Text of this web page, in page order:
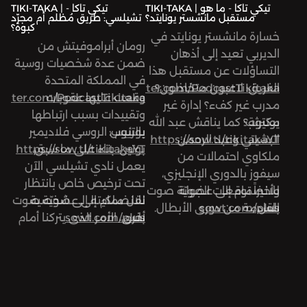
تابعوا حسابات «تيكي تاكا»
على:
تويتر:
TIKI-TAKA | تيكي تاكا -
تشيلسي: طريق مُظلم أم مجرّد
كبوة؟
رومان أبراموفيتش من
ضمن عدة شخصيات روسية
في المملكة المتحدة
وقعت عليها عقوبات
وتقييدات بسبب ارتباطها
بالرئيس الروسي فلاديمير
بوتين. بناء على ما سبق،
يعمل نادي تشيلسي الآن
تحت ترخيص خاص بانتظار
نقل ملكيته إلى شخصية
أخرى، الأمر الذي يتركنا أمام
PodcastTikitaka
يوتيوب:
https://sow.tl/tikitakaYT
للانضمام إلى عضويّة صوت
بلس
sowt.com/plus
TIKI-TAKA | تيكي تاكا - ما هو
مستقبل مانشستر يونايتد؟
خسارة مانشستر يونايتد في
الديربي تعيد إلى أذهان
التساؤلات عن مستقبل هذا
الفريق: لاعبون متخاذلون؟
مدرب غير كفء؟ إدارة غير
مكترثة؟ كما يناقش عبد الله
البشيتي وعبد الرحمن
ملكاوي احتمالات من
سيفوز بالدوري الإنجليزي،
وأخيراً توقعات الجولة
القادمة من دوري الأبطال.
https://twitter.com/PodcastTikitaka
يوتيوب:
https://sow.tl/tikitakaYT
للانضمام إلى عضويّة صوت
بلس
sowt.com/plus